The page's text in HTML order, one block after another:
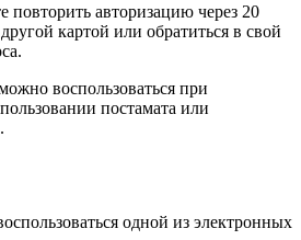
повторить авторизацию через 20
картой или обратиться в свой
воспользоваться при
постамата или
одной из электронных